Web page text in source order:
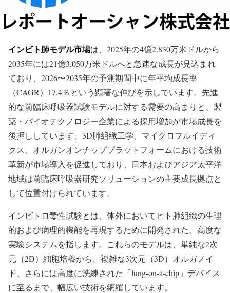
インビト肺モデル市場は、2025年の4億2,830万米ドルから
2035年には21億3,050万米ドルへと急速な成長が見込まれ
ており、2026〜2035年の予測期間中に年平均成長率
（CAGR）17.4％という顕著な伸びを示しています。先進
的な前臨床呼吸器試験モデルに対する需要の高まりと、製
薬・バイオテクノロジー企業による採用増加が市場成長を
後押ししています。3D肺組織工学、マイクロフルイディ
クス、オルガンオンチッププラットフォームにおける技術
革新が市場導入を促進しており、日本およびアジア太平洋
地域は前臨床呼吸器研究ソリューションの主要成長拠点と
して位置付けられています。
インビトロ毒性試験とは、体外においてヒト肺組織の生理
的および病理的機能を再現するために開発された、高度な
実験システムを指します。これらのモデルは、単純な2次
元（2D）細胞培養から、複雑な3次元（3D）オルガノイ
ド、さらには高度に洗練された「lung-on-a-chip」デバイス
に至るまで、幅広い技術を網羅しています。